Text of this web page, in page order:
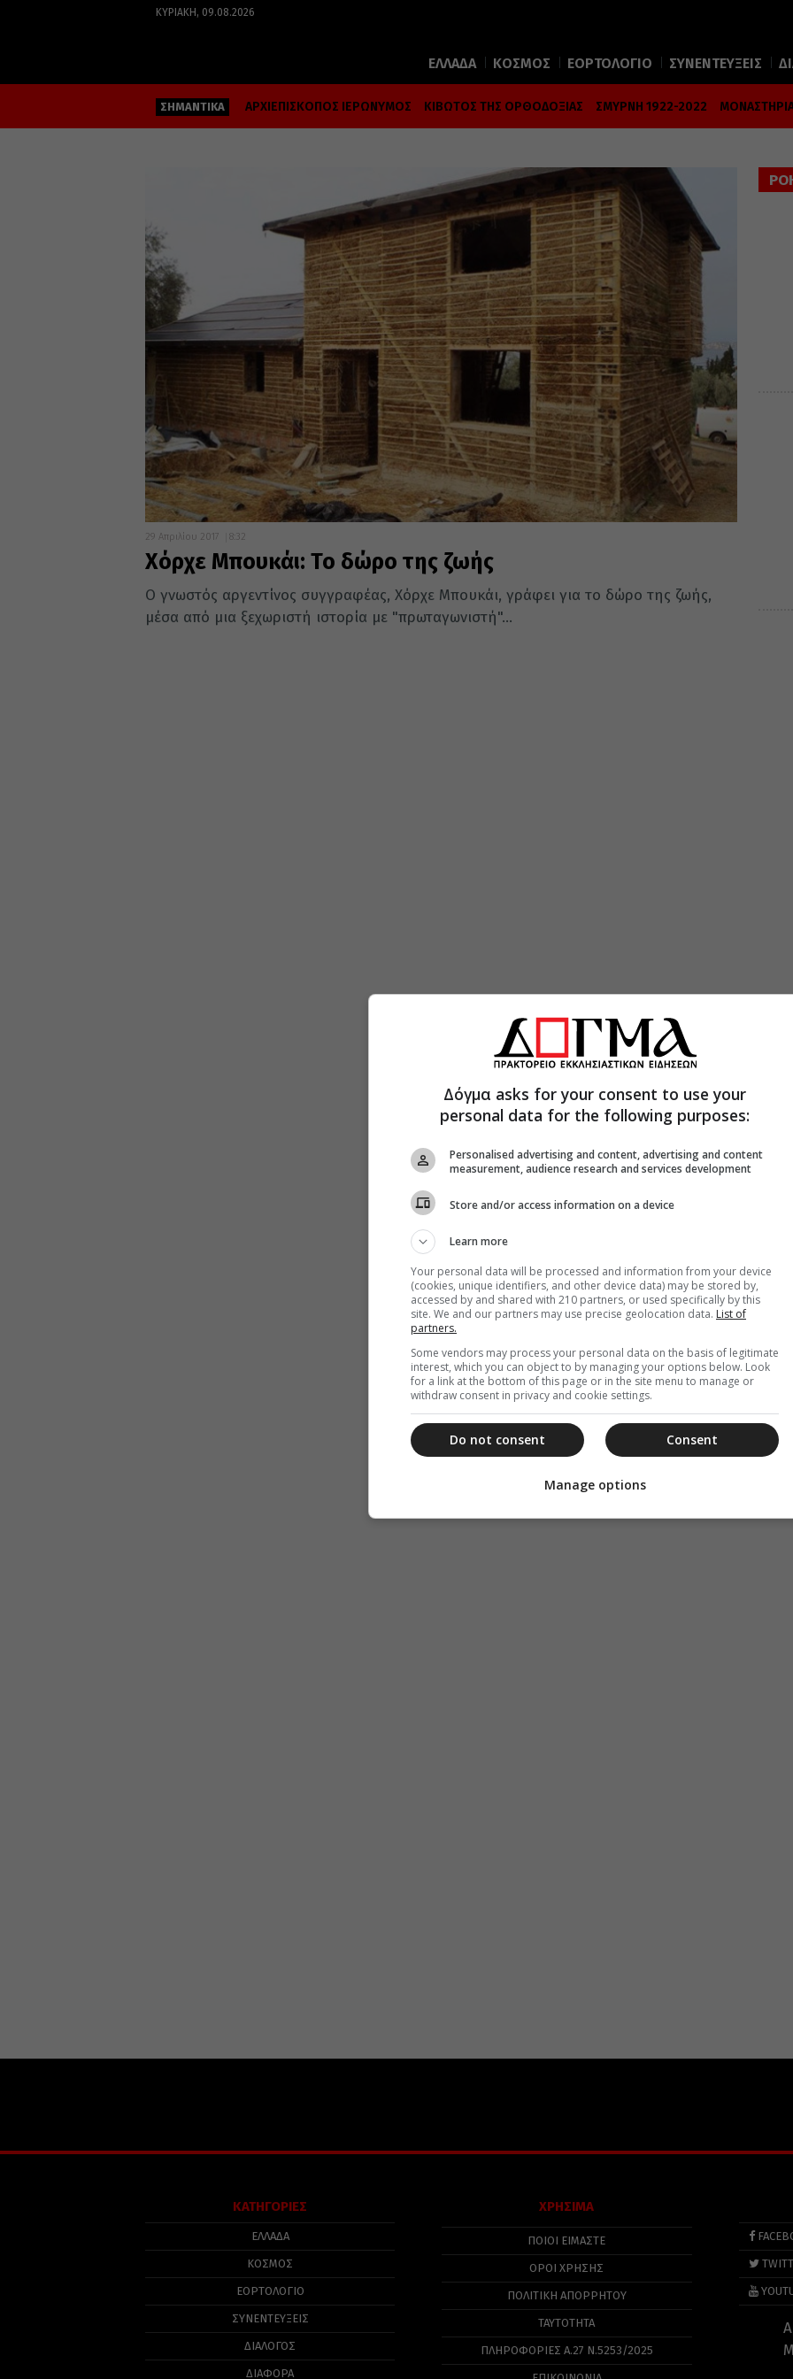
ΚΥΡΙΑΚΉ, 09.08.2026
ΕΛΛΑΔΑ ΚΟΣΜΟΣ ΕΟΡΤΟΛΟΓΙΟ ΣΥΝΕΝΤΕΥΞΕΙΣ
ΣΗΜΑΝΤΙΚΑ ΑΡΧΙΕΠΙΣΚΟΠΟΣ ΙΕΡΩΝΥΜΟΣ ΚΙΒΩΤΟΣ ΤΗΣ ΟΡΘΟΔΟΞΙΑΣ ΣΜΥΡΝΗ 1922-2022
29 Απριλίου 2017 8:32
Χόρχε Μπουκάι: Το δώρο της ζωής
Ο γνωστός αργεντίνος συγγραφέας, Χόρχε Μπουκάι, γράφει για το δώρο της ζωής,
μέσα από μια ξεχωριστή ιστορία με "πρωταγωνιστή"...
ΚΑΤΗΓΟΡΙΕΣ
ΕΛΛΑΔΑ
ΚΟΣΜΟΣ
ΕΟΡΤΟΛΟΓΙΟ
ΣΥΝΕΝΤΕΥΞΕΙΣ
ΔΙΑΛΟΓΟΣ
ΔΙΑΦΟΡΑ
ΧΡΗΣΙΜΑ
ΠΟΙΟΙ ΕΙΜΑΣΤΕ
ΟΡΟΙ ΧΡΗΣΗΣ
ΠΟΛΙΤΙΚΉ ΑΠΟΡΡΉΤΟΥ
ΤΑΥΤΟΤΗΤΑ
ΠΛΗΡΟΦΟΡΊΕΣ Α.27 Ν.5253/2025
Δόγμα asks for your consent to use your
personal data for the following purposes:
Personalised advertising and content, advertising and content
measurement, audience research and services development
Store and/or access information on a device
Learn more
Your personal data will be processed and information from your device
(cookies, unique identifiers, and other device data) may be stored by,
accessed by and shared with 210 partners, or used specifically by this
site. We and our partners may use precise geolocation data. List of
partners.
Some vendors may process your personal data on the basis of legitimate
interest, which you can object to by managing your options below. Look
for a link at the bottom of this page or in the site menu to manage or
withdraw consent in privacy and cookie settings.
Consent
Do not consent
Manage options